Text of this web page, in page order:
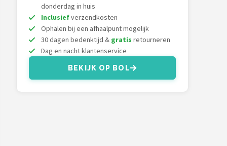
donderdag in huis
Inclusiefverzendkosten
Ophalen bij een afhaalpunt mogelijk
30 dagen bedenktijd & gratis retourneren
Dag en nacht klantenservice
BEKIJK OP BOL